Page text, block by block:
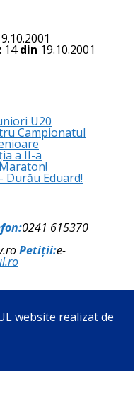
14din 19.10.2001
U20
Campionatul
a II-a
Durău Eduard!
0241 615370
Petiții:e-
website realizat de